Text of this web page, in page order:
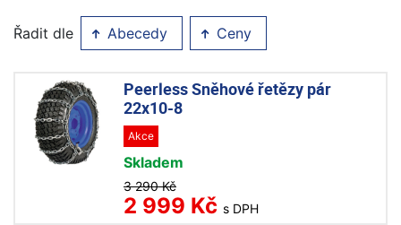
Řadit dle Abecedy Ceny
Peerless Sněhové řetězy pár
22x10-8
Akce
Skladem
3 290 Kč
2 999 Kč s DPH